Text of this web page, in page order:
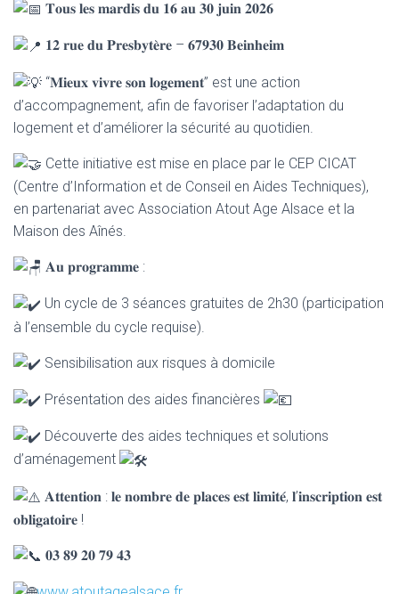
𝐓𝐨𝐮𝐬 𝐥𝐞𝐬 𝐦𝐚𝐫𝐝𝐢𝐬 𝐝𝐮 𝟏𝟔 𝐚𝐮 𝟑𝟎 𝐣𝐮𝐢𝐧 𝟐𝟎𝟐𝟔
𝟏𝟐 𝐫𝐮𝐞 𝐝𝐮 𝐏𝐫𝐞𝐬𝐛𝐲𝐭𝐞̀𝐫𝐞 – 𝟔𝟕𝟗𝟑𝟎 𝐁𝐞𝐢𝐧𝐡𝐞𝐢𝐦
“𝐌𝐢𝐞𝐮𝐱 𝐯𝐢𝐯𝐫𝐞 𝐬𝐨𝐧 𝐥𝐨𝐠𝐞𝐦𝐞𝐧𝐭” est une action
d’accompagnement, afin de favoriser l’adaptation du
logement et d’améliorer la sécurité au quotidien.
Cette initiative est mise en place par le CEP CICAT
(Centre d’Information et de Conseil en Aides Techniques),
en partenariat avec Association Atout Age Alsace et la
Maison des Aînés.
𝐀𝐮 𝐩𝐫𝐨𝐠𝐫𝐚𝐦𝐦𝐞 :
Un cycle de 3 séances gratuites de 2h30 (participation
à l’ensemble du cycle requise).
Sensibilisation aux risques à domicile
Présentation des aides financières
Découverte des aides techniques et solutions
d’aménagement
𝐀𝐭𝐭𝐞𝐧𝐭𝐢𝐨𝐧 : 𝐥𝐞 𝐧𝐨𝐦𝐛𝐫𝐞 𝐝𝐞 𝐩𝐥𝐚𝐜𝐞𝐬 𝐞𝐬𝐭 𝐥𝐢𝐦𝐢𝐭𝐞́, 𝐥’𝐢𝐧𝐬𝐜𝐫𝐢𝐩𝐭𝐢𝐨𝐧 𝐞𝐬𝐭
𝐨𝐛𝐥𝐢𝐠𝐚𝐭𝐨𝐢𝐫𝐞 !
𝟎𝟑 𝟖𝟗 𝟐𝟎 𝟕𝟗 𝟒𝟑